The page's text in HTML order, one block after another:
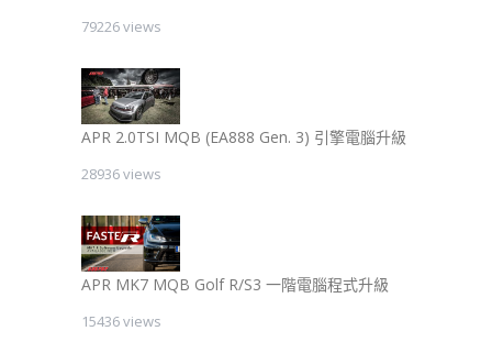
79226 views
APR 2.0TSI MQB (EA888 Gen. 3) 引擎電腦升級
28936 views
APR MK7 MQB Golf R/S3 一階電腦程式升級
15436 views